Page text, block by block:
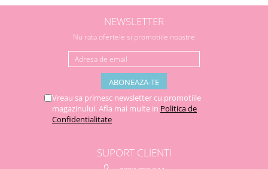
NEWSLETTER
Nu rata ofertele si promotiile noastre
Vreau sa primesc newsletter cu promotiile
magazinului. Afla mai multe in Politica de
Confidentialitate
SUPORT CLIENTI